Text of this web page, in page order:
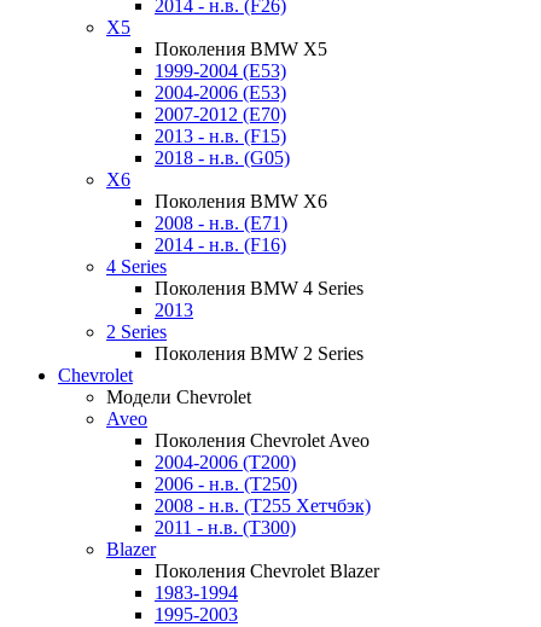
2014 - н.в. (F26)
X5
Поколения BMW X5
1999-2004 (E53)
2004-2006 (E53)
2007-2012 (E70)
2013 - н.в. (F15)
2018 - н.в. (G05)
X6
Поколения BMW X6
2008 - н.в. (E71)
2014 - н.в. (F16)
4 Series
Поколения BMW 4 Series
2013
2 Series
Поколения BMW 2 Series
Chevrolet
Модели Chevrolet
Aveo
Поколения Chevrolet Aveo
2004-2006 (T200)
2006 - н.в. (T250)
2008 - н.в. (T255 Хетчбэк)
2011 - н.в. (Т300)
Blazer
Поколения Chevrolet Blazer
1983-1994
1995-2003